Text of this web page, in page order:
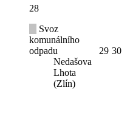
28
Svoz
komunálního
odpadu
Nedašova
Lhota
(Zlín)
29 30